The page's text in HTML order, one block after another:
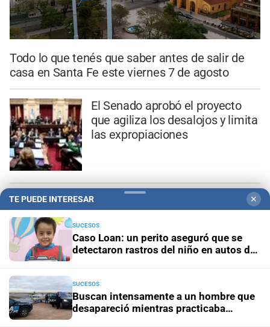
Todo lo que tenés que saber antes de salir de
casa en Santa Fe este viernes 7 de agosto
El Senado aprobó el proyecto
que agiliza los desalojos y limita
las expropiaciones
Tiroteo en Tailandia: un
estudiante mató a siete
personas en una escuela y luego
se suicidó
Caso Loan: un perito aseguró
que se detectaron rastros del
TE PUEDE INTERESAR ✕
SUCESOS
Caso Loan: un perito aseguró que se
detectaron rastros del niño en autos de
SUCESOS
Buscan intensamente a un hombre que
desapareció mientras practicaba